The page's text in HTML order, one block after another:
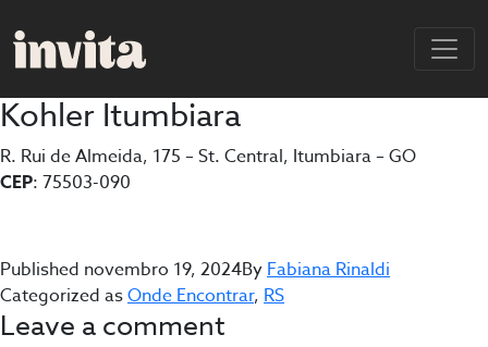
Kohler Itumbiara
R. Rui de Almeida, 175 – St. Central, Itumbiara – GO
CEP: 75503-090
Published novembro 19, 2024ByFabiana Rinaldi
Categorized asOnde Encontrar, RS
Leave a comment